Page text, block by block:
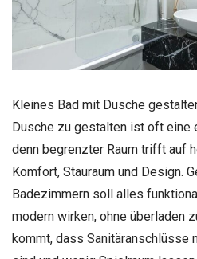
Kleines Bad mit Dusche
Dusche zu gestalten ist oft eine
denn begrenzter Raum trifft auf
Komfort, Stauraum und Design.
Badezimmern soll alles
modern wirken, ohne überladen
kommt, dass